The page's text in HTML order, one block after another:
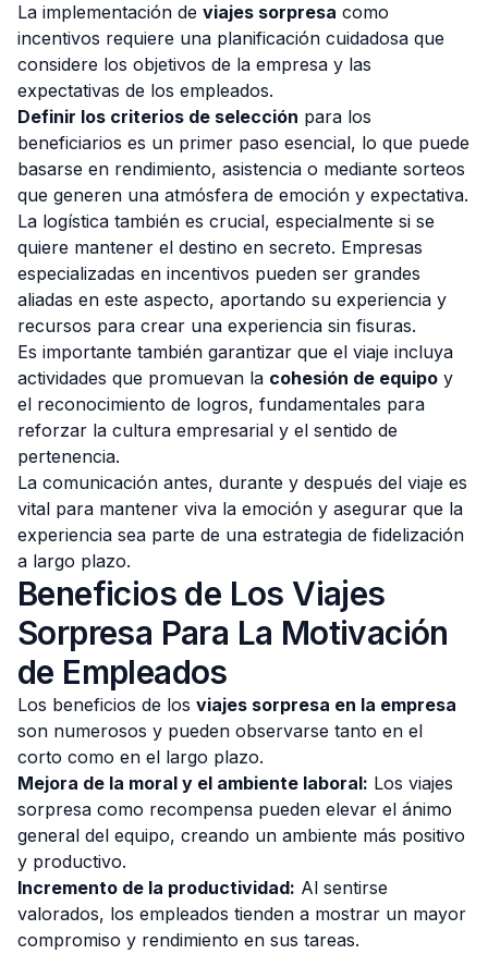
La implementación de viajes sorpresa como
incentivos requiere una planificación cuidadosa que
considere los objetivos de la empresa y las
expectativas de los empleados.
Definir los criterios de selección para los
beneficiarios es un primer paso esencial, lo que puede
basarse en rendimiento, asistencia o mediante sorteos
que generen una atmósfera de emoción y expectativa.
La logística también es crucial, especialmente si se
quiere mantener el destino en secreto. Empresas
especializadas en incentivos pueden ser grandes
aliadas en este aspecto, aportando su experiencia y
recursos para crear una experiencia sin fisuras.
Es importante también garantizar que el viaje incluya
actividades que promuevan la cohesión de equipo y
el reconocimiento de logros, fundamentales para
reforzar la cultura empresarial y el sentido de
pertenencia.
La comunicación antes, durante y después del viaje es
vital para mantener viva la emoción y asegurar que la
experiencia sea parte de una estrategia de fidelización
a largo plazo.
Beneficios de Los Viajes
Sorpresa Para La Motivación
de Empleados
Los beneficios de los viajes sorpresa en la empresa
son numerosos y pueden observarse tanto en el
corto como en el largo plazo.
Mejora de la moral y el ambiente laboral: Los viajes
sorpresa como recompensa pueden elevar el ánimo
general del equipo, creando un ambiente más positivo
y productivo.
Incremento de la productividad: Al sentirse
valorados, los empleados tienden a mostrar un mayor
compromiso y rendimiento en sus tareas.